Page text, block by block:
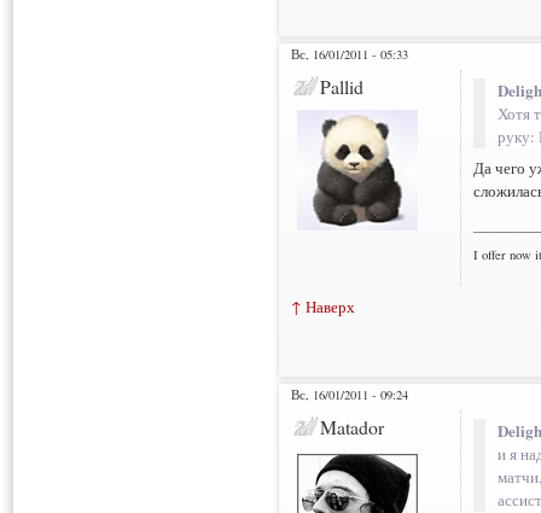
Вс, 16/01/2011 - 05:33
Pallid
Хотя
руку:
Да чего
I offer now
↑ Наверх
Вс, 16/01/2011 - 09:24
Matador
и я